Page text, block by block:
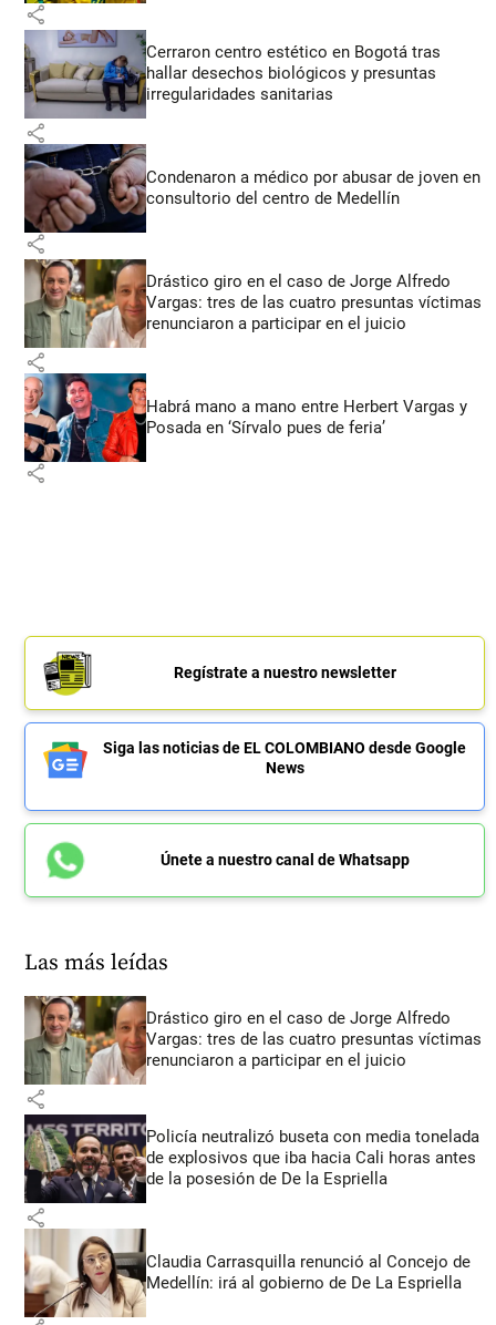
share
Cerraron centro estético en Bogotá tras
hallar desechos biológicos y presuntas
irregularidades sanitarias
share
Condenaron a médico por abusar de joven en
consultorio del centro de Medellín
share
Drástico giro en el caso de Jorge Alfredo
Vargas: tres de las cuatro presuntas víctimas
renunciaron a participar en el juicio
share
Habrá mano a mano entre Herbert Vargas y
Posada en ‘Sírvalo pues de feria’
share
Regístrate a nuestro newsletter
Siga las noticias de EL COLOMBIANO desde Google
News
Únete a nuestro canal de Whatsapp
Las más leídas
Drástico giro en el caso de Jorge Alfredo
Vargas: tres de las cuatro presuntas víctimas
renunciaron a participar en el juicio
share
Policía neutralizó buseta con media tonelada
de explosivos que iba hacia Cali horas antes
de la posesión de De la Espriella
share
Claudia Carrasquilla renunció al Concejo de
Medellín: irá al gobierno de De La Espriella